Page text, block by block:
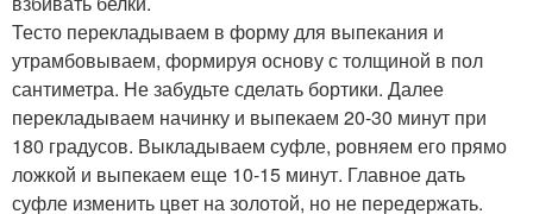
Тесто перекладываем в форму для выпекания и
утрамбовываем, формируя основу с толщиной в пол
сантиметра. Не забудьте сделать бортики. Далее
перекладываем начинку и выпекаем 20-30 минут при
180 градусов. Выкладываем суфле, ровняем его прямо
ложкой и выпекаем еще 10-15 минут. Главное дать
суфле изменить цвет на золотой, но не передержать.